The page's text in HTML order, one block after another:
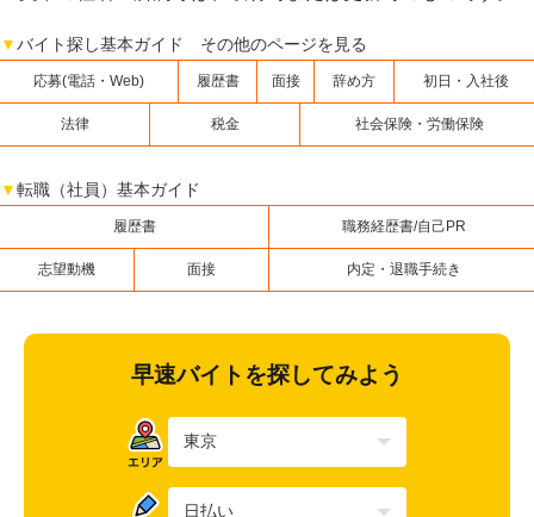
▼バイト探し基本ガイド その他のページを見る
応募(電話・Web) 履歴書 面接 辞め方 初日・入社後
法律 税金 社会保険・労働保険
▼転職（社員）基本ガイド
履歴書 職務経歴書/自己PR
志望動機 面接 内定・退職手続き
早速バイトを探してみよう